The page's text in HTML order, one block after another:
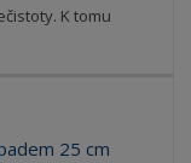
K tomu